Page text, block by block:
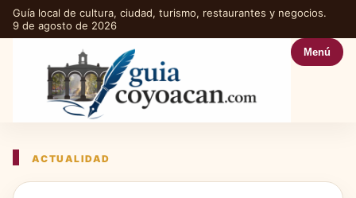
Guía local de cultura, ciudad, turismo, restaurantes y negocios.
9 de agosto de 2026
Menú
ACTUALIDAD